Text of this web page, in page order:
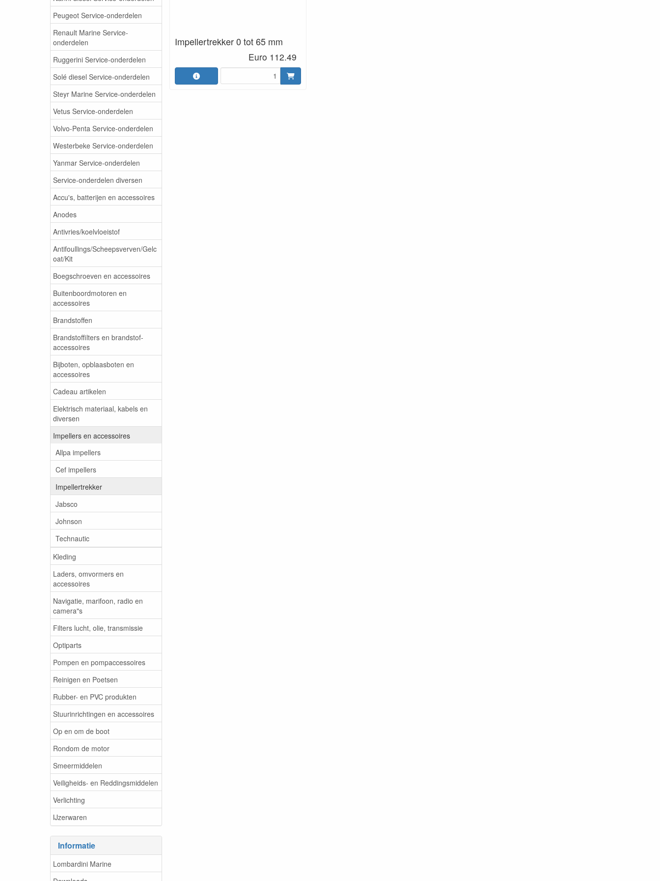
Peugeot Service-onderdelen
Renault Marine Service-
onderdelen
Ruggerini Service-onderdelen
Solé diesel Service-onderdelen
Steyr Marine Service-onderdelen
Vetus Service-onderdelen
Volvo-Penta Service-onderdelen
Westerbeke Service-onderdelen
Yanmar Service-onderdelen
Service-onderdelen diversen
Accu's, batterijen en accessoires
Anodes
Antivries/koelvloeistof
Antifoullings/Scheepsverven/Gelc
oat/Kit
Boegschroeven en accessoires
Buitenboordmotoren en
accessoires
Brandstoffen
Brandstoffilters en brandstof-
accessoires
Bijboten, opblaasboten en
accessoires
Cadeau artikelen
Elektrisch materiaal, kabels en
diversen
Impellers en accessoires
Allpa impellers
Cef impellers
Impellertrekker
Jabsco
Johnson
Technautic
Kleding
Laders, omvormers en
accessoires
Navigatie, marifoon, radio en
camera"s
Filters lucht, olie, transmissie
Optiparts
Pompen en pompaccessoires
Reinigen en Poetsen
Rubber- en PVC produkten
Stuurinrichtingen en accessoires
Op en om de boot
Rondom de motor
Smeermiddelen
Veiligheids- en Reddingsmiddelen
Verlichting
IJzerwaren
Informatie
Lombardini Marine
Impellertrekker 0 tot 65 mm
Euro 112.49